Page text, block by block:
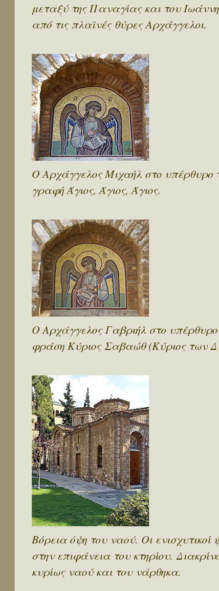
μεταξύ της Παναγίας και του
από τις πλαϊνές θύρες Αρχάγγελοι.
Ο Αρχάγγελος Μιχαήλ στο υπέρθυρο
γραφή Άγιος, Άγιος, Άγιος.
Ο Αρχάγγελος Γαβριήλ στο υπέρθυρο
φράση Κύριος Σαβαώθ (Κύριος των
Βόρεια όψη του ναού. Οι
στην επιφάνεια του κτηρίου.
κυρίως ναού και του νάρθηκα.